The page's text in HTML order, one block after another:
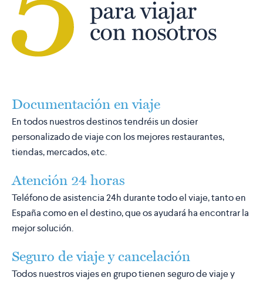
Documentación en viaje
En todos nuestros destinos tendréis un dosier
personalizado de viaje con los mejores restaurantes,
tiendas, mercados, etc.
Atención 24 horas
Teléfono de asistencia 24h durante todo el viaje, tanto en
España como en el destino, que os ayudará ha encontrar la
mejor solución.
Seguro de viaje y cancelación
Todos nuestros viajes en grupo tienen seguro de viaje y